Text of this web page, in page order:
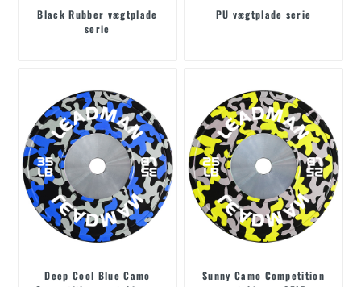
Black Rubber vægtplade
serie
PU vægtplade serie
Deep Cool Blue Camo
Sunny Camo Competition